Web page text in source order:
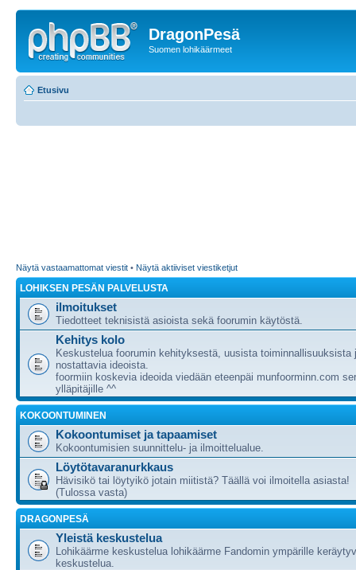
DragonPesä
Suomen lohikäärmeet
Etusivu
Näytä vastaamattomat viestit • Näytä aktiiviset viestiketjut
LOHIKSEN PESÄN PALVELUSTA
ilmoitukset
Tiedotteet teknisistä asioista sekä foorumin käytöstä.
Kehitys kolo
Keskustelua foorumin kehityksestä, uusista toiminnallisuuksista
nostattavia ideoista.
foormiin koskevia ideoida viedään eteenpäi munfoorminn.com
ylläpitäjille ^^
KOKOONTUMINEN
Kokoontumiset ja tapaamiset
Kokoontumisien suunnittelu- ja ilmoittelualue.
Löytötavaranurkkaus
Hävisikö tai löytyikö jotain miitistä? Täällä voi ilmoitella asiasta!
(Tulossa vasta)
DRAGONPESÄ
Yleistä keskustelua
Lohikäärme keskustelua lohikäärme Fandomin ympärille
keskustelua.